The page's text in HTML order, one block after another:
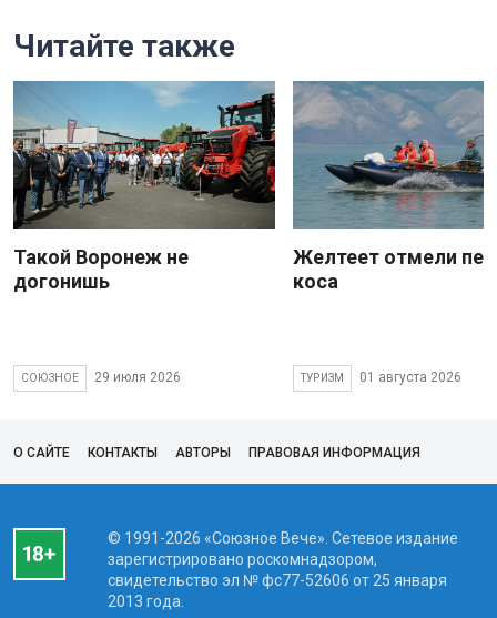
Читайте также
Такой Воронеж не
догонишь
СОЮЗНОЕ 29 июля 2026
Желтеет отмели
коса
ТУРИЗМ 01 августа 2026
О САЙТЕ КОНТАКТЫ АВТОРЫ ПРАВОВАЯ ИНФОРМАЦИЯ
© 1991-2026 «Союзное Вече». Сетевое издание
зарегистрировано роскомнадзором,
свидетельство эл № фc77-52606 от 25 января
2013 года.